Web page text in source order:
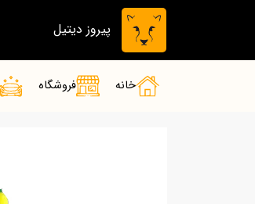
پیروز دیتیل
خانه فروشگاه